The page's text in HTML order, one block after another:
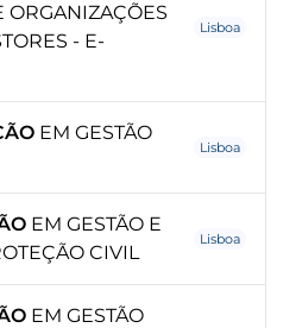
ORGANIZAÇÕES
- E-
Lisboa
EM GESTÃO
Lisboa
EM GESTÃO E
CIVIL
Lisboa
EM GESTÃO